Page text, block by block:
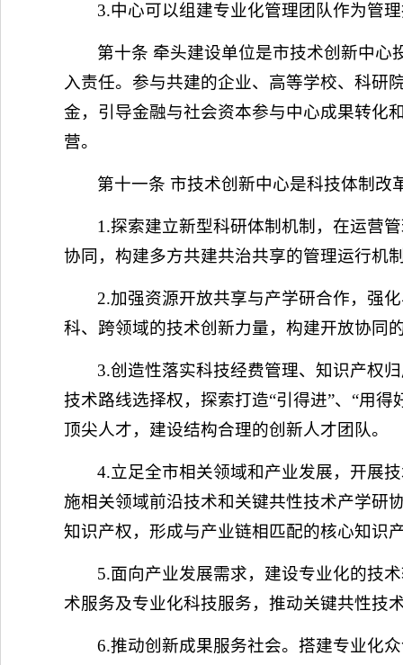
3.中心可以组建专业化管理团队作为管
第十条 牵头建设单位是市技术创新中
入责任。参与共建的企业、高等学校、科研
金，引导金融与社会资本参与中心成果转化
营。
第十一条 市技术创新中心是科技体制
1.探索建立新型科研体制机制，在运营
协同，构建多方共建共治共享的管理运行机
2.加强资源开放共享与产学研合作，强
科、跨领域的技术创新力量，构建开放协同
3.创造性落实科技经费管理、知识产权
技术路线选择权，探索打造“引得进”、“用
顶尖人才，建设结构合理的创新人才团队。
4.立足全市相关领域和产业发展，开展
施相关领域前沿技术和关键共性技术产学研
知识产权，形成与产业链相匹配的核心知识
5.面向产业发展需求，建设专业化的技
术服务及专业化科技服务，推动关键共性技
6.推动创新成果服务社会。搭建专业化